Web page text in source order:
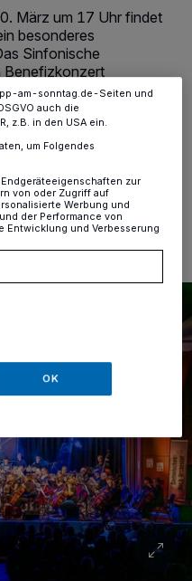
März um 17 Uhr findet
besonderes
Sinfonische
Benefizkonzert
Schwalmtal.
„Schwalmtaler
Lesezeit
um Ihre Einstellungen zu
indem Sie auf den Link
Rand der Webseite klicken.
Website. Weitere
am-sonntag.de-Seiten und
auch die
z.B. in den USA ein.
um Folgendes
zur
von oder Zugriff auf
Werbung und
der Performance von
Entwicklung und Verbesserung
OK